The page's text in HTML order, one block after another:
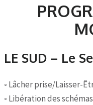
LE SUD – Le
◦ Lâcher prise/Laisser-
◦ Libération des